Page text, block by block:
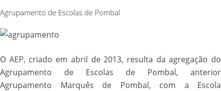
Agrupamento de Escolas de Pombal
O AEP, criado em abril de 2013, resulta da agregação do
Agrupamento de Escolas de Pombal, anterior
Agrupamento Marquês de Pombal, com a Escola